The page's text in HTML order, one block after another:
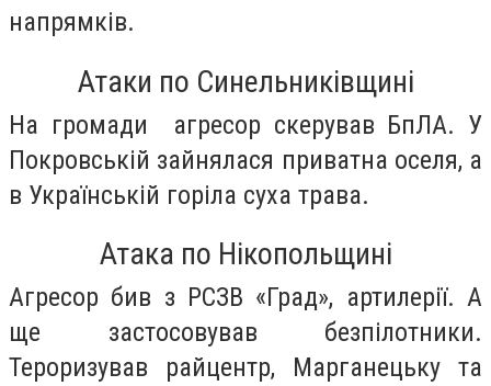
напрямків.
Атаки по Синельниківщині
На громади агресор скерував БпЛА. У
Покровській зайнялася приватна оселя, а
в Українській горіла суха трава.
Атака по Нікопольщині
Агресор бив з РСЗВ «Град», артилерії. А
ще застосовував безпілотники.
Тероризував райцентр, Марганецьку та